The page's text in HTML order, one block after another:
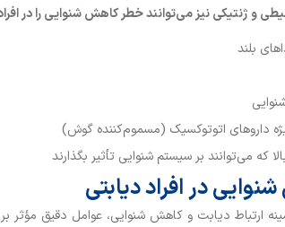
و ژنتیکی نیز می‌توانند خطر کاهش شنوایی را در
بلند
داروهای اتوتوکسیک (مسموم‌کننده گوش)
که می‌توانند بر سیستم شنوایی تأثیر بگذارند
در افراد دیابتی